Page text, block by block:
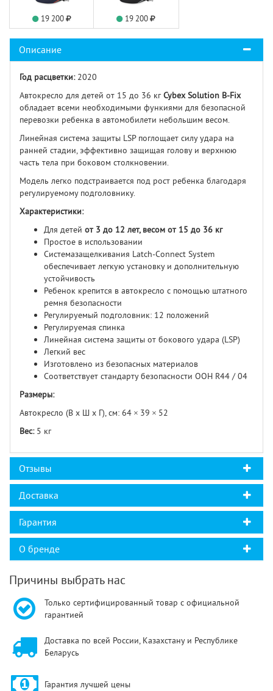
19 200 19 200
Описание
Год расцветки: 2020
Автокресло для детей от 15 до 36 кгCybex Solution B-Fix
обладает всеми необходимыми функиями для безопасной
перевозки ребенка в автомобилети небольшим весом.
Линейная система защиты LSP поглощает силу удара на
ранней стадии, эффективно защищая голову и верхнюю
часть тела при боковом столкновении.
Модель легко подстраивается под рост ребенка благодаря
регулируемому подголовнику.
Характеристики:
Для детей от 3 до 12 лет, весом от 15 до 36 кг
Простое в использовании
Системазащелкивания Latch-Connect System
обеспечивает легкую установку и дополнительную
устойчивость
Ребенок крепится в автокресло с помощью штатного
ремня безопасности
Регулируемый подголовник: 12 положений
Регулируемая спинка
Линейная система защиты от бокового удара (LSP)
Легкий вес
Изготовлено из безопасных материалов
Соответствует стандарту безопасности ООН R44 / 04
Размеры:
Автокресло (В х Ш х Г), см: 64 × 39 × 52
Вес: 5 кг
Отзывы
Доставка
Гарантия
О бренде
Причины выбрать нас
Только сертифицированный товар с официальной
гарантией
Доставка по всей России, Казахстану и Республике
Беларусь
Гарантия лучшей цены